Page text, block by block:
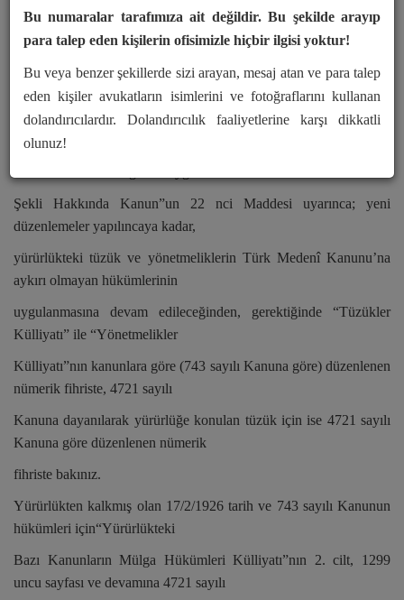
Bu numaralar tarafımıza ait değildir. Bu şekilde arayıp
para talep eden kişilerin ofisimizle hiçbir ilgisi yoktur!
Bu veya benzer şekillerde sizi arayan, mesaj atan ve para talep
eden kişiler avukatların isimlerini ve fotoğraflarını kullanan
dolandırıcılardır. Dolandırıcılık faaliyetlerine karşı dikkatli
olunuz!
Kanun Numarası : 4721
Yayımlandığı Düstur : Tertip : 5 Cilt : 41
Durumu:
Şekli Hakkında Kanun”un 22 nci Maddesi uyarınca; yeni
düzenlemeler yapılıncaya kadar,
yürürlükteki tüzük ve yönetmeliklerin Türk Medenî Kanunu’na
aykırı olmayan hükümlerinin
uygulanmasına devam edileceğinden, gerektiğinde “Tüzükler
Külliyatı” ile “Yönetmelikler
Külliyatı”nın kanunlara göre (743 sayılı Kanuna göre) düzenlenen
nümerik fihriste, 4721 sayılı
Kanuna dayanılarak yürürlüğe konulan tüzük için ise 4721 sayılı
Kanuna göre düzenlenen nümerik
fihriste bakınız.
Yürürlükten kalkmış olan 17/2/1926 tarih ve 743 sayılı Kanunun
hükümleri için“Yürürlükteki
Bazı Kanunların Mülga Hükümleri Külliyatı”nın 2. cilt, 1299
uncu sayfası ve devamına 4721 sayılı